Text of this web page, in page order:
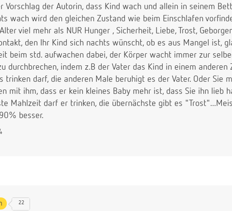
Vorschlag der Autorin, dass Kind wach und allein in seinem
wach wird den gleichen Zustand wie beim Einschlafen
viel mehr als NUR Hunger , Sicherheit, Liebe, Trost,
den Ihr Kind sich nachts wünscht, ob es aus Mangel ist,
beim std. aufwachen dabei, der Körper wacht immer zur
durchbrechen, indem z.B der Vater das Kind in einem anderen
darf, die anderen Male beruhigt es der Vater. Oder Sie
mit ihm, dass er kein kleines Baby mehr ist, dass Sie ihn lieb
Mahlzeit darf er trinken, die übernächste gibt es
besser.
22